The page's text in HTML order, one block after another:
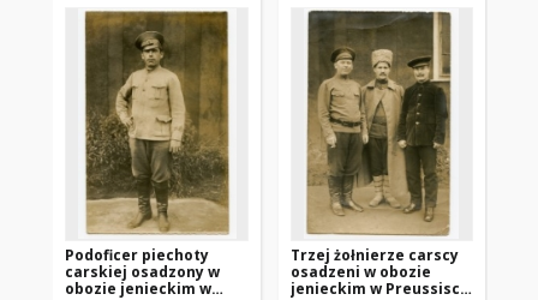
Podoficer piechoty
carskiej osadzony w
obozie jenieckim w
Trzej żołnierze carscy
osadzeni w obozie
jenieckim w Preussisch